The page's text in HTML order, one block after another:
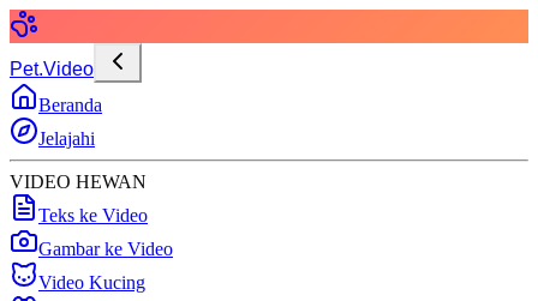
Pet.Video
Beranda
Jelajahi
VIDEO HEWAN
Teks ke Video
Gambar ke Video
Video Kucing